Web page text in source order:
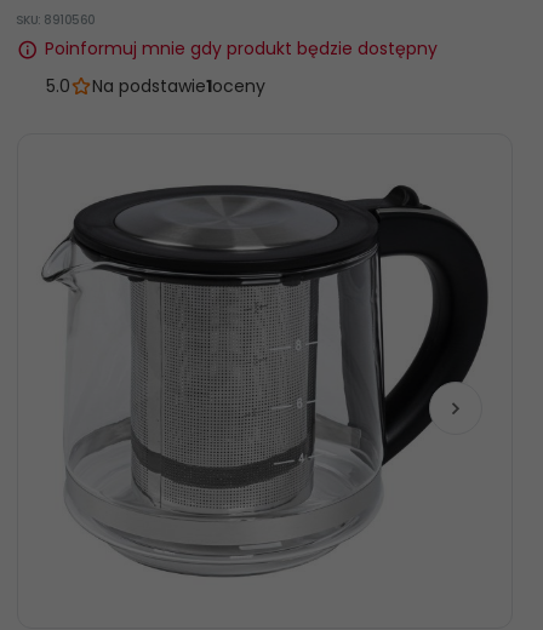
SKU: 8910560
Poinformuj mnie gdy produkt będzie dostępny
5.0
Na podstawie1oceny